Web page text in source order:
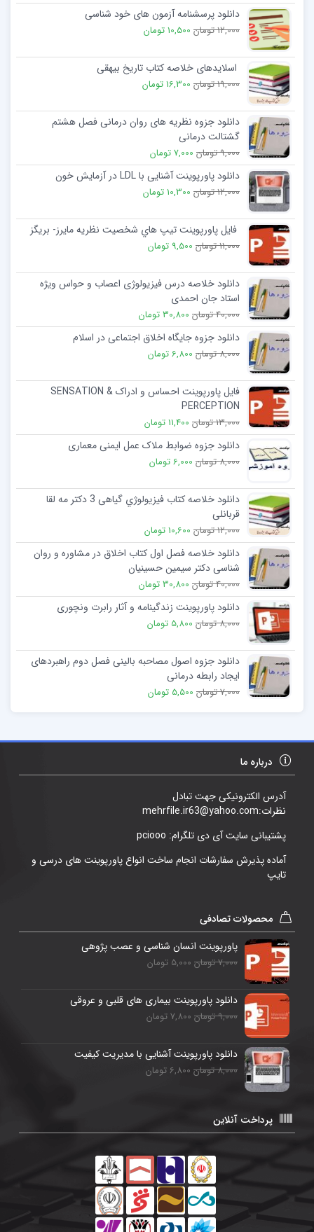
دانلود پرسشنامه آزمون های خود شناسی
12,000 تومان 10,500 تومان
اسلایدهای خلاصه کتاب تاریخ بیهقی
19,000 تومان 16,300 تومان
دانلود جزوه نظریه های روان درمانی فصل هشتم
گشتالت درمانی
9,000 تومان 7,000 تومان
دانلود پاورپوینت آشنایی با LDL در آزمایش خون
12,000 تومان 10,300 تومان
فایل پاورپوینت تيپ هاي شخصيت نظريه مايرز- بريگز
11,000 تومان 9,500 تومان
دانلود خلاصه درس فیزیولوژی اعصاب و حواس ویژه
استاد جان احمدی
40,000 تومان 30,800 تومان
دانلود جزوه جایگاه اخلاق اجتماعی در اسلام
8,000 تومان 6,800 تومان
فایل پاورپوینت احساس و ادراک SENSATION &
PERCEPTION
13,000 تومان 11,400 تومان
دانلود جزوه ضوابط ملاک عمل ایمنی معماری
8,000 تومان 6,000 تومان
دانلود خلاصه کتاب فیزیولوژي گیاهی 3 دکتر مه لقا
قربانلی
12,000 تومان 10,600 تومان
دانلود خلاصه فصل اول کتاب اخلاق در مشاوره و روان
شناسی دکتر سیمین حسینیان
40,000 تومان 30,800 تومان
دانلود پاورپوینت زندگینامه و آثار رابرت ونچوری
8,000 تومان 5,800 تومان
دانلود جزوه اصول مصاحبه بالینی فصل دوم راهبردهای
ایجاد رابطه درمانی
7,000 تومان 5,500 تومان
درباره ما
آدرس الکترونیکی جهت تبادل
نظرات:mehrfile.ir63@yahoo.com
پشتیبانی سایت آی دی تلگرام: pciooo
آماده پذیرش سفارشات انجام ساخت انواع پاورپوینت های درسی و
تایپ
محصولات تصادفی
پاورپوینت انسان شناسی و عصب پژوهی
7,000 تومان 5,000 تومان
دانلود پاورپوینت بیماری های قلبی و عروقی
9,000 تومان 7,800 تومان
دانلود پاورپوینت آشنایی با مدیریت کیفیت
8,000 تومان 6,800 تومان
پرداخت آنلاین